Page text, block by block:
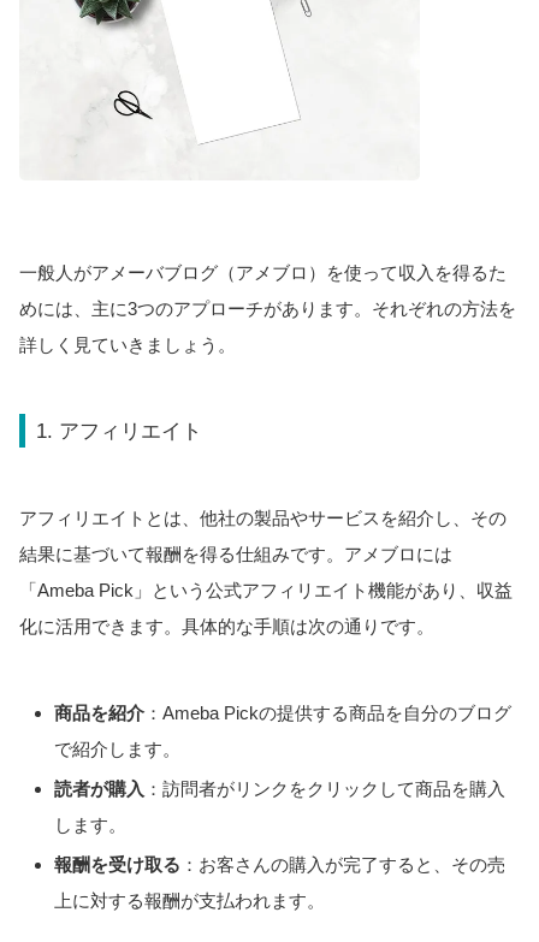
一般人がアメーバブログ（アメブロ）を使って収入を得るた
めには、主に3つのアプローチがあります。それぞれの方法を
詳しく見ていきましょう。
1. アフィリエイト
アフィリエイトとは、他社の製品やサービスを紹介し、その
結果に基づいて報酬を得る仕組みです。アメブロには
「Ameba Pick」という公式アフィリエイト機能があり、収益
化に活用できます。具体的な手順は次の通りです。
商品を紹介 ：Ameba Pickの提供する商品を自分のブログ
で紹介します。
読者が購入 ：訪問者がリンクをクリックして商品を購入
します。
報酬を受け取る ：お客さんの購入が完了すると、その売
上に対する報酬が支払われます。